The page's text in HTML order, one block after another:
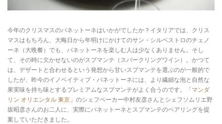
今年のクリスマスのパネットーネはいかがでしたか？イタリアでは、クリス
マスはもちろん、大晦日から年明けにかけてのサン・シルベストロのチェノ
ーネ（大晩餐）でも、パネットーネを楽しむ人は少なくありません。そし
て、その時に欠かせないのがスプマンテ（スパークリングワイン）。かつて
は、デザートと合わせるという発想から甘いスプマンテを選ぶのが一般的で
したが、昨今のイノベイティブ・パネットーネには、より繊細な泡と自然な
果実味を持ち味とするプレミアムなスプマンテがよく合うのです。「マンダ
リン オリエンタル 東京 」のシェフベーカー中村友彦さんとシェフソムリエ野
坂昭彦さんのお二人に、実際にパネットーネとスプマンテのペアリングを提
案していただきました。